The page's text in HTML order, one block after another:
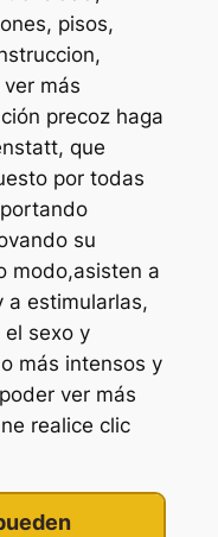
pisos,
más
precoz haga
que
por todas
su
modo,asisten a
a estimularlas,
sexo y
más intensos y
ver más
realice clic